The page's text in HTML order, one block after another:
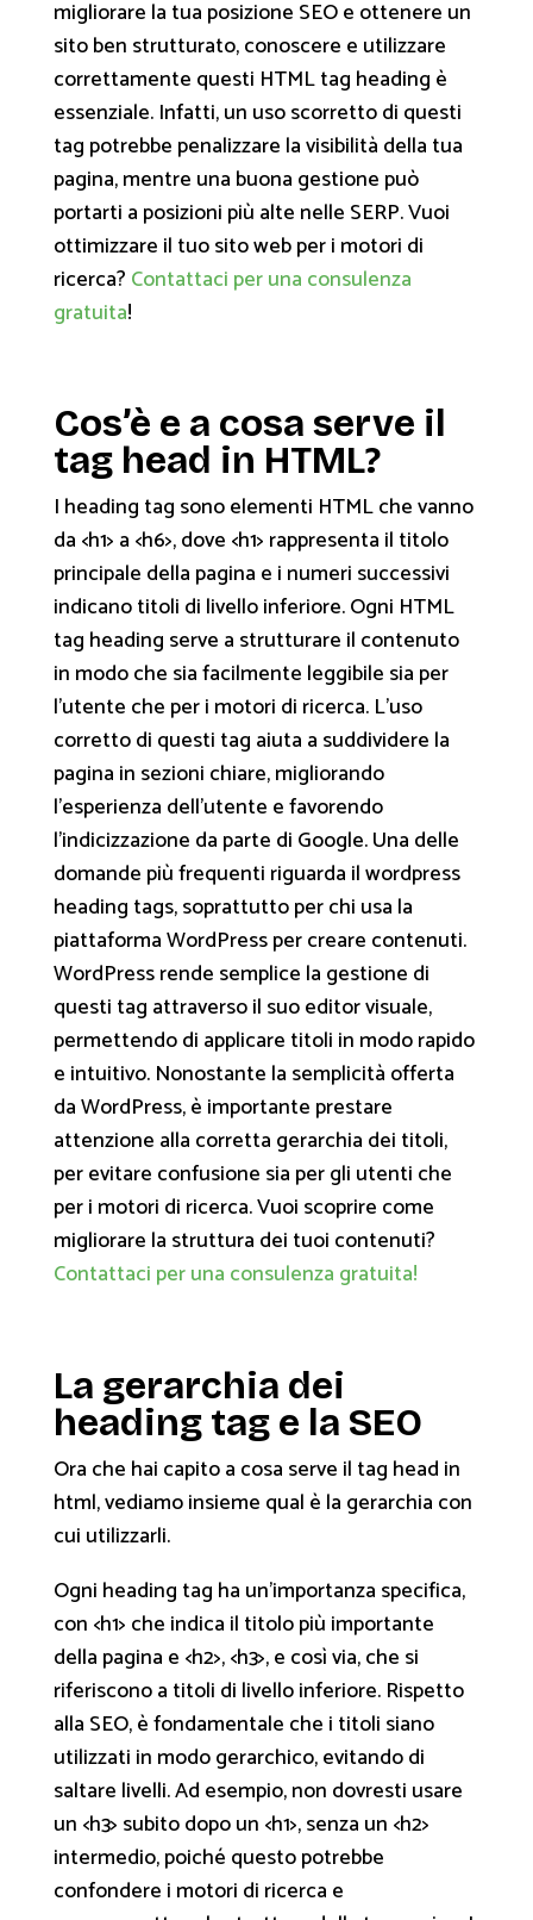
migliorare la tua posizione SEO e ottenere un
sito ben strutturato, conoscere e utilizzare
correttamente questi HTML tag heading è
essenziale. Infatti, un uso scorretto di questi
tag potrebbe penalizzare la visibilità della tua
pagina, mentre una buona gestione può
portarti a posizioni più alte nelle SERP. Vuoi
ottimizzare il tuo sito web per i motori di
ricerca? Contattaci per una consulenza
gratuita!
Cos’è e a cosa serve il
tag head in HTML?
I heading tag sono elementi HTML che vanno
da <h1> a <h6>, dove <h1> rappresenta il titolo
principale della pagina e i numeri successivi
indicano titoli di livello inferiore. Ogni HTML
tag heading serve a strutturare il contenuto
in modo che sia facilmente leggibile sia per
l’utente che per i motori di ricerca. L’uso
corretto di questi tag aiuta a suddividere la
pagina in sezioni chiare, migliorando
l’esperienza dell’utente e favorendo
l’indicizzazione da parte di Google. Una delle
domande più frequenti riguarda il wordpress
heading tags, soprattutto per chi usa la
piattaforma WordPress per creare contenuti.
WordPress rende semplice la gestione di
questi tag attraverso il suo editor visuale,
permettendo di applicare titoli in modo rapido
e intuitivo. Nonostante la semplicità offerta
da WordPress, è importante prestare
attenzione alla corretta gerarchia dei titoli,
per evitare confusione sia per gli utenti che
per i motori di ricerca. Vuoi scoprire come
migliorare la struttura dei tuoi contenuti?
Contattaci per una consulenza gratuita!
La gerarchia dei
heading tag e la SEO
Ora che hai capito a cosa serve il tag head in
html, vediamo insieme qual è la gerarchia con
cui utilizzarli.
Ogni heading tag ha un’importanza specifica,
con <h1> che indica il titolo più importante
della pagina e <h2>, <h3>, e così via, che si
riferiscono a titoli di livello inferiore. Rispetto
alla SEO, è fondamentale che i titoli siano
utilizzati in modo gerarchico, evitando di
saltare livelli. Ad esempio, non dovresti usare
un <h3> subito dopo un <h1>, senza un <h2>
intermedio, poiché questo potrebbe
confondere i motori di ricerca e